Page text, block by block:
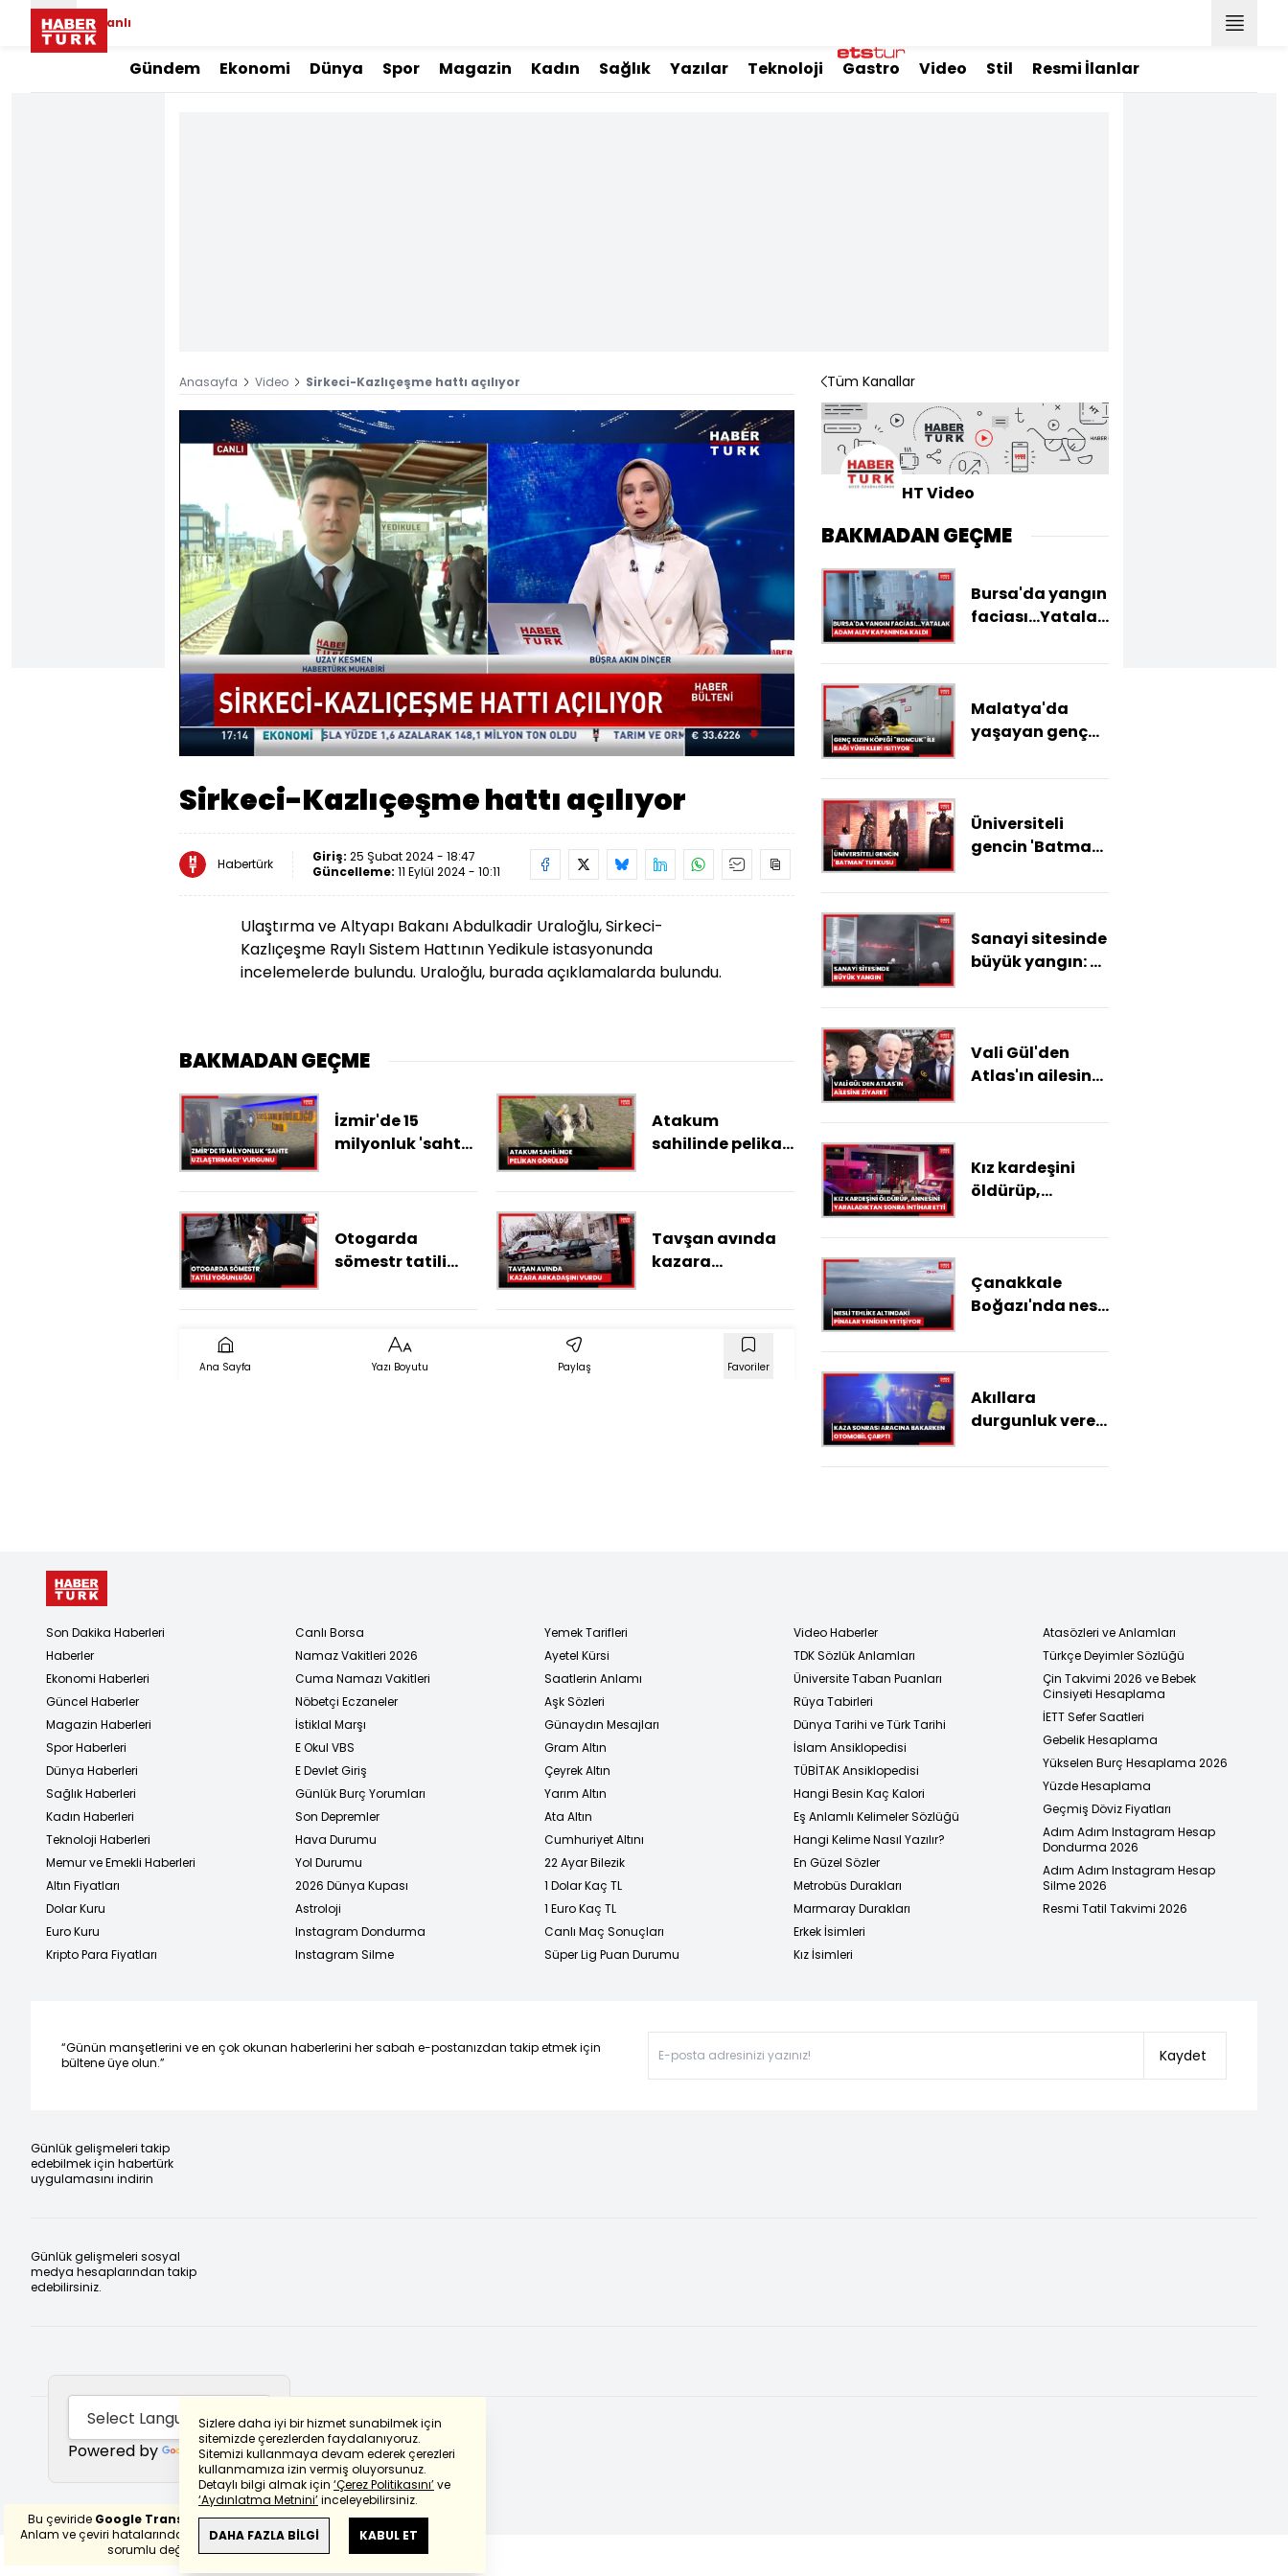
Canlı
Gündem Ekonomi Dünya Spor Magazin Kadın Sağlık Yazılar Teknoloji Gastro Video Stil Resmi İlanlar
Anasayfa Video Sirkeci-Kazlıçeşme hattı açılıyor
Sesi
Yüklendi:
Oynatma
Sirkeci-Kazlıçeşme hattı açılıyor
Habertürk Giriş: 25 Şubat 2024 - 18:47
Güncelleme: 11 Eylül 2024 - 10:11
Ulaştırma ve Altyapı Bakanı Abdulkadir Uraloğlu, Sirkeci-
Kazlıçeşme Raylı Sistem Hattının Yedikule istasyonunda
incelemelerde bulundu. Uraloğlu, burada açıklamalarda bulundu.
BAKMADAN GEÇME
İzmir'de 15
milyonluk 'sahte
vurgunu: 15
Atakum
sahilinde pelikan
Otogarda
sömestr tatili
Tavşan avında
kazara
Ana Sayfa Yazı Boyutu Paylaş Favoriler
Tüm Kanallar
HT Video
BAKMADAN GEÇME
Bursa'da yangın
faciası...Yatalak
kapanında kaldı
Malatya'da
yaşayan genç
"Boncuk" ile bağı
Üniversiteli
gencin 'Batman'
Sanayi sitesinde
büyük yangın: 5
kaldırıldı
Vali Gül'den
Atlas'ın ailesine
Kız kardeşini
öldürüp,
yaraladıktan
etti
Çanakkale
Boğazı'nda nesli
pinalar yeniden
Akıllara
durgunluk veren
sonrası aracına
Sizlere daha iyi bir hizmet sunabilmek için
sitemizde çerezlerden faydalanıyoruz.
Sitemizi kullanmaya devam ederek çerezleri
kullanmamıza izin vermiş oluyorsunuz.
Detaylı bilgi almak için ‘Çerez Politikasını’ve
‘Aydınlatma Metnini’inceleyebilirsiniz.
DAHA FAZLA BİLGİ KABUL ET
Son Dakika Haberleri
Haberler
Ekonomi Haberleri
Güncel Haberler
Magazin Haberleri
Spor Haberleri
Dünya Haberleri
Sağlık Haberleri
Kadın Haberleri
Teknoloji Haberleri
Memur ve Emekli Haberleri
Altın Fiyatları
Dolar Kuru
Euro Kuru
Kripto Para Fiyatları
Canlı Borsa
Namaz Vakitleri 2026
Cuma Namazı Vakitleri
Nöbetçi Eczaneler
İstiklal Marşı
E Okul VBS
E Devlet Giriş
Günlük Burç Yorumları
Son Depremler
Hava Durumu
Yol Durumu
2026 Dünya Kupası
Astroloji
Instagram Dondurma
Instagram Silme
Yemek Tarifleri
Ayetel Kürsi
Saatlerin Anlamı
Aşk Sözleri
Günaydın Mesajları
Gram Altın
Çeyrek Altın
Yarım Altın
Ata Altın
Cumhuriyet Altını
22 Ayar Bilezik
1 Dolar Kaç TL
1 Euro Kaç TL
Canlı Maç Sonuçları
Süper Lig Puan Durumu
Video Haberler
TDK Sözlük Anlamları
Üniversite Taban Puanları
Rüya Tabirleri
Dünya Tarihi ve Türk Tarihi
İslam Ansiklopedisi
TÜBİTAK Ansiklopedisi
Hangi Besin Kaç Kalori
Eş Anlamlı Kelimeler Sözlüğü
Hangi Kelime Nasıl Yazılır?
En Güzel Sözler
Metrobüs Durakları
Marmaray Durakları
Erkek İsimleri
Kız İsimleri
Atasözleri ve Anlamları
Türkçe Deyimler Sözlüğü
Çin Takvimi 2026 ve Bebek
Cinsiyeti Hesaplama
İETT Sefer Saatleri
Gebelik Hesaplama
Yükselen Burç Hesaplama 2026
Yüzde Hesaplama
Geçmiş Döviz Fiyatları
Adım Adım Instagram Hesap
Dondurma 2026
Adım Adım Instagram Hesap
Silme 2026
Resmi Tatil Takvimi 2026
“Günün manşetlerini ve en çok okunan haberlerini her sabah e-postanızdan takip etmek için
bültene üye olun.”
Kaydet
Günlük gelişmeleri takip
edebilmek için habertürk
uygulamasını indirin
Günlük gelişmeleri sosyal
medya hesaplarından takip
edebilirsiniz.
Powered by Translate
Bu çeviride Google Transletekullanılmıştır.
Anlam ve çeviri hatalarından
haberturk.com
sorumlu değildir.